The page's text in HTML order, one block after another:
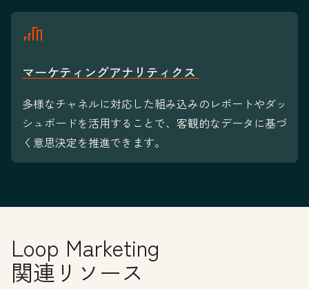
マーケティングアナリティクス
多様なチャネルに対応した組み込みのレポートやダッ
シュボードを活用することで、客観的なデータに基づ
く意思決定を推進できます。
Loop Marketing
関連リソース